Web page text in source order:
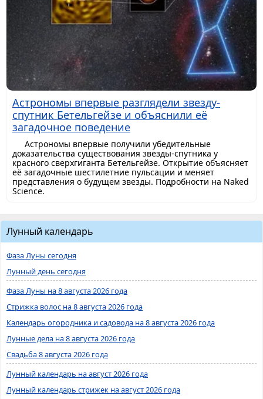
Астрономы впервые разглядели звезду-
спутник Бетельгейзе и объяснили её
загадочное поведение
Астрономы впервые получили убедительные
доказательства существования звезды-спутника у
красного сверхгиганта Бетельгейзе. Открытие объясняет
её загадочные шестилетние пульсации и меняет
представления о будущем звезды. Подробности на Naked
Science.
Лунный календарь
Фаза Луны сегодня
Лунный день сегодня
Фаза Луны на 8 августа 2026 года
Стрижка волос на 8 августа 2026 года
Календарь огородника и садовода на 8 августа 2026 года
Лунные дела на 8 августа 2026 года
Свадьба 8 августа 2026 года
Лунный календарь на август 2026 года
Лунный календарь стрижек на август 2026 года